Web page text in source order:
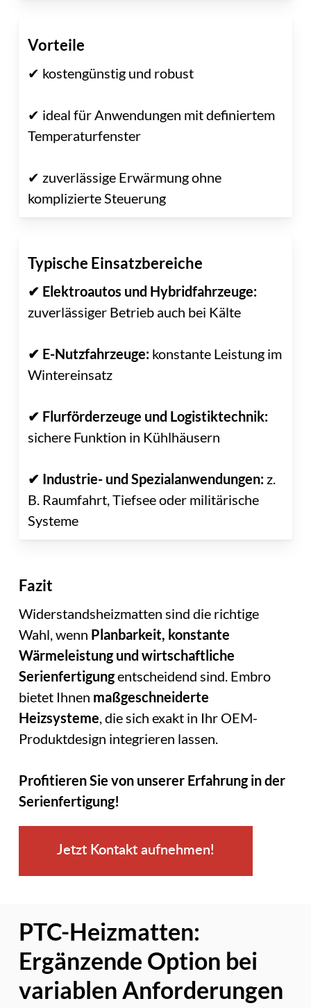
Vorteile
✔ kostengünstig und robust
✔ ideal für Anwendungen mit definiertem
Temperaturfenster
✔ zuverlässige Erwärmung ohne
komplizierte Steuerung
Typische Einsatzbereiche
✔ Elektroautos und Hybridfahrzeuge:
zuverlässiger Betrieb auch bei Kälte
✔ E-Nutzfahrzeuge: konstante Leistung im
Wintereinsatz
✔ Flurförderzeuge und Logistiktechnik:
sichere Funktion in Kühlhäusern
✔ Industrie- und Spezialanwendungen: z.
B. Raumfahrt, Tiefsee oder militärische
Systeme
Fazit
Widerstandsheizmatten sind die richtige
Wahl, wenn Planbarkeit, konstante
Wärmeleistung und wirtschaftliche
Serienfertigungentscheidend sind. Embro
bietet Ihnen maßgeschneiderte
Heizsysteme, die sich exakt in Ihr OEM-
Produktdesign integrieren lassen.
Profitieren Sie von unserer Erfahrung in der
Serienfertigung!
Jetzt Kontakt aufnehmen!
PTC-Heizmatten:
Ergänzende Option bei
variablen Anforderungen